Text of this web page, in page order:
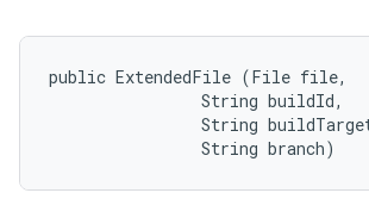
public ExtendedFile (File file,
                String buildId,
String
                String branch)